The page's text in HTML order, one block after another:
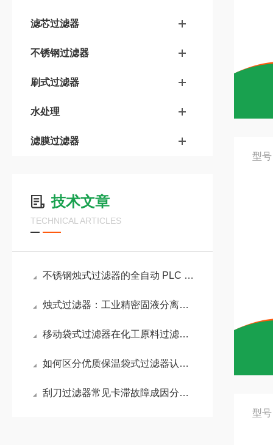
滤芯过滤器
不锈钢过滤器
刷式过滤器
水处理
滤膜过滤器
技术文章
TECHNICAL ARTICLES
不锈钢烛式过滤器的全自动 PLC 控制系统配置方案
烛式过滤器：工业精密固液分离过滤设备解析
移动袋式过滤器在化工原料过滤中的耐腐蚀性能分析
如何区分优质保温袋式过滤器认准这几项核心配置
刮刀过滤器常见卡滞故障成因分析，快速排查与解决技巧
型
型